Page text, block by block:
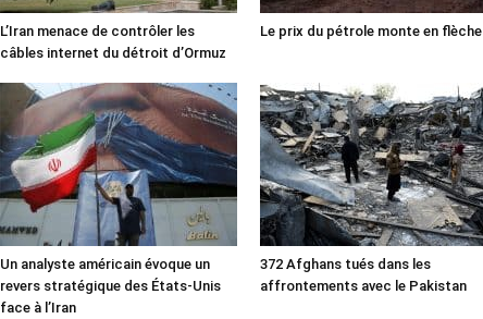
L’Iran menace de contrôler les
câbles internet du détroit d’Ormuz
Le prix du pétrole monte en flèche
Un analyste américain évoque un
revers stratégique des États-Unis
face à l’Iran
372 Afghans tués dans les
affrontements avec le Pakistan